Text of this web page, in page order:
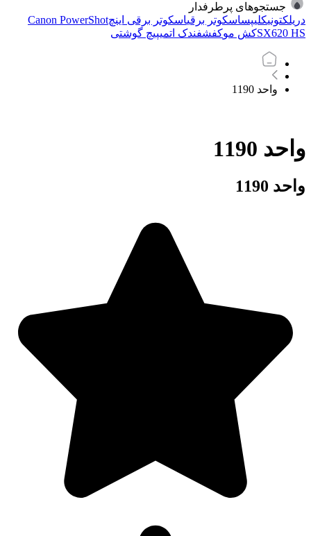
جستجوهای پرطرفدار
دریلکتونیکلیپساسکوتر برقیاسکوتر برقی اینچCanon PowerShot
SX620 HSکش موکفشفندک اتمیپیچ گوشتی
واحد 1190
واحد 1190
واحد 1190